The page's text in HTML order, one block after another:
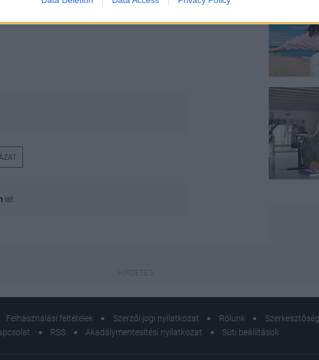
is!
Felhasználási feltételek Szerzői jogi nyilatkozat Rólunk
RSS Akadálymentesítési nyilatkozat Süti beállítások